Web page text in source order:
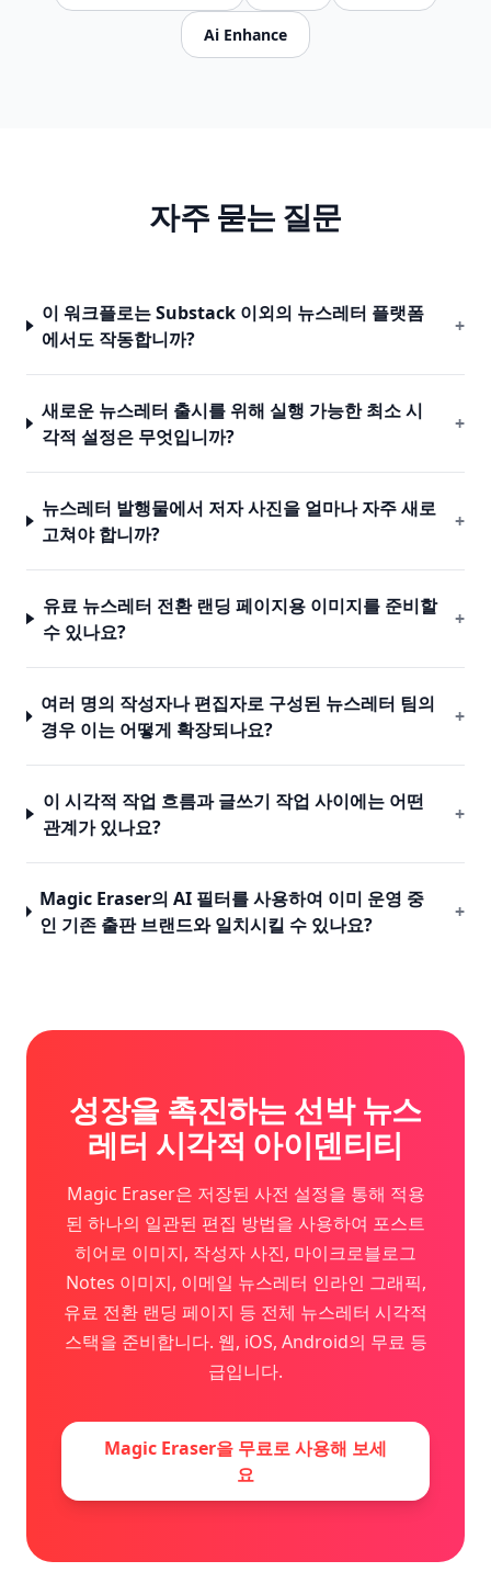
Ai Enhance
자주 묻는 질문
이 워크플로는 Substack 이외의 뉴스레터 플랫폼
에서도 작동합니까?
+
새로운 뉴스레터 출시를 위해 실행 가능한 최소 시
각적 설정은 무엇입니까?
+
뉴스레터 발행물에서 저자 사진을 얼마나 자주 새로
고쳐야 합니까?
+
유료 뉴스레터 전환 랜딩 페이지용 이미지를 준비할
수 있나요?
+
여러 명의 작성자나 편집자로 구성된 뉴스레터 팀의
경우 이는 어떻게 확장되나요?
+
이 시각적 작업 흐름과 글쓰기 작업 사이에는 어떤
관계가 있나요?
+
Magic Eraser의 AI 필터를 사용하여 이미 운영 중
인 기존 출판 브랜드와 일치시킬 수 있나요?
+
성장을 촉진하는 선박 뉴스
레터 시각적 아이덴티티
Magic Eraser은 저장된 사전 설정을 통해 적용
된 하나의 일관된 편집 방법을 사용하여 포스트
히어로 이미지, 작성자 사진, 마이크로블로그
Notes 이미지, 이메일 뉴스레터 인라인 그래픽,
유료 전환 랜딩 페이지 등 전체 뉴스레터 시각적
스택을 준비합니다. 웹, iOS, Android의 무료 등
급입니다.
Magic Eraser을 무료로 사용해 보세
요